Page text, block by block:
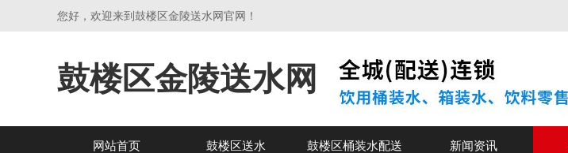
您好，欢迎来到鼓楼区金陵送水网官网！
鼓楼区金陵送水网
网站首页 鼓楼区送水 鼓楼区桶装水配送 新闻资讯